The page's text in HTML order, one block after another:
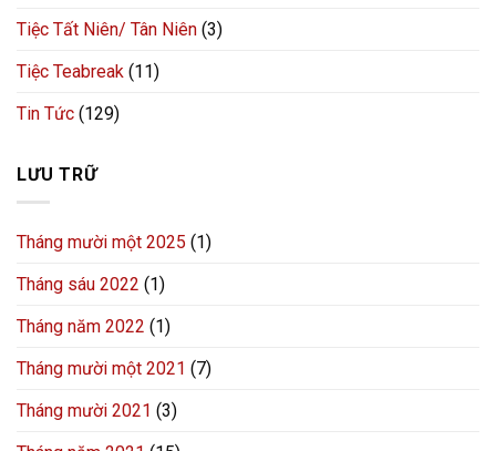
Tiệc Tất Niên/ Tân Niên (3)
Tiệc Teabreak (11)
Tin Tức (129)
LƯU TRỮ
Tháng mười một 2025 (1)
Tháng sáu 2022 (1)
Tháng năm 2022 (1)
Tháng mười một 2021 (7)
Tháng mười 2021 (3)